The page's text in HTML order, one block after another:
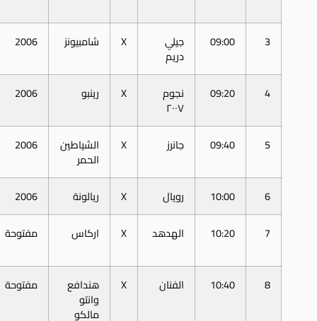
3
09:00 جيلي
دريم
X شامبيونز 2006
4
09:20 نجوم
٢٠٠٧
X رينبو 2006
5
09:40 جانرز X الشياطين
الحمر
2006
6
10:00 رويال X ريالونة
2006
7
10:20 الهدهد X اركاس مفتوحة
8
10:40 الفنان X هندافع
وانتو
مالكو
مفتوحة